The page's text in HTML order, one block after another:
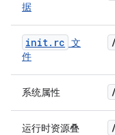
据
init.rc 文
件
/
系统属性 /
运行时资源叠
/